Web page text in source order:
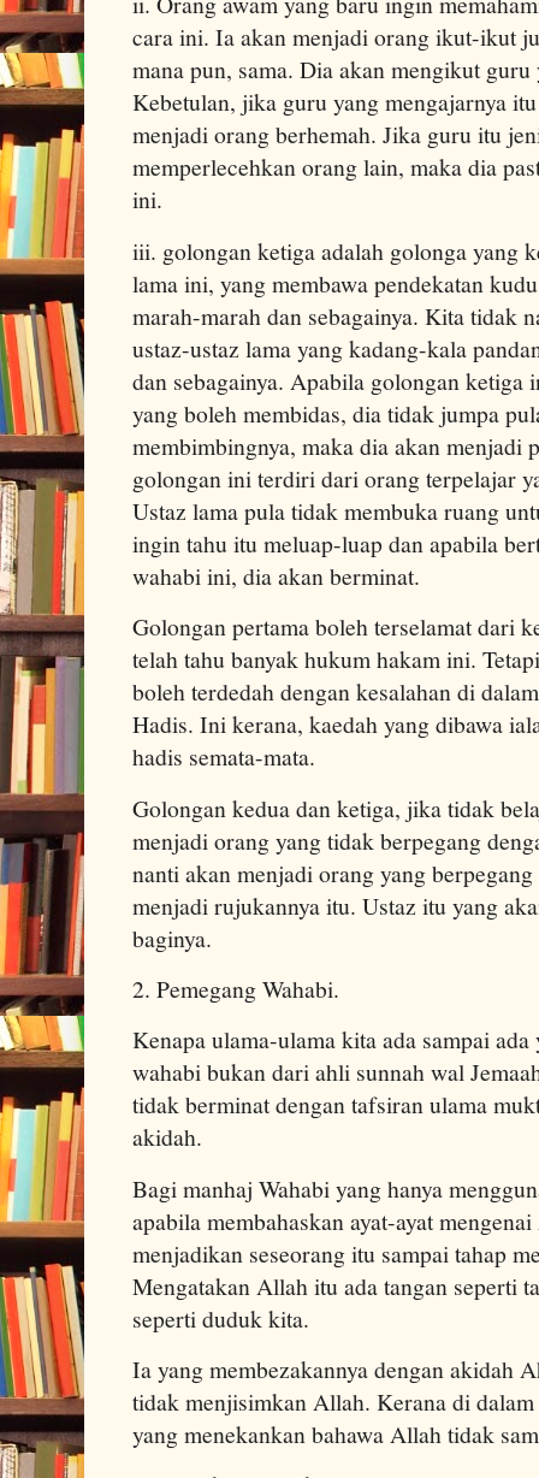
cara ini. Ia akan menjadi orang ikut-ikut
mana pun, sama. Dia akan mengikut guru
Kebetulan, jika guru yang mengajarnya
menjadi orang berhemah. Jika guru itu
memperlecehkan orang lain, maka dia
ini.
iii. golongan ketiga adalah golonga yang
lama ini, yang membawa pendekatan
marah-marah dan sebagainya. Kita tidak
ustaz-ustaz lama yang kadang-kala
dan sebagainya. Apabila golongan ketiga
yang boleh membidas, dia tidak jumpa
membimbingnya, maka dia akan menjadi
golongan ini terdiri dari orang terpelajar
Ustaz lama pula tidak membuka ruang
ingin tahu itu meluap-luap dan apabila
wahabi ini, dia akan berminat.
Golongan pertama boleh terselamat dari
telah tahu banyak hukum hakam ini.
boleh terdedah dengan kesalahan di
Hadis. Ini kerana, kaedah yang dibawa
hadis semata-mata.
Golongan kedua dan ketiga, jika tidak
menjadi orang yang tidak berpegang
nanti akan menjadi orang yang
menjadi rujukannya itu. Ustaz itu yang
baginya.
2. Pemegang Wahabi.
Kenapa ulama-ulama kita ada sampai
wahabi bukan dari ahli sunnah wal
tidak berminat dengan tafsiran ulama
akidah.
Bagi manhaj Wahabi yang hanya
apabila membahaskan ayat-ayat
menjadikan seseorang itu sampai tahap
Mengatakan Allah itu ada tangan seperti
seperti duduk kita.
Ia yang membezakannya dengan akidah
tidak menjisimkan Allah. Kerana di
yang menekankan bahawa Allah tidak